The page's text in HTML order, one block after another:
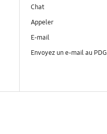
Chat
Appeler
E-mail
Envoyez un e-mail au PDG